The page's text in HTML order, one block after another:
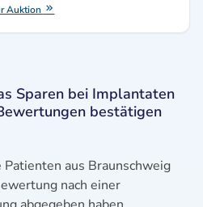
Auktion
Sparen bei Implantaten
bestätigen
aus Braunschweig
nach einer